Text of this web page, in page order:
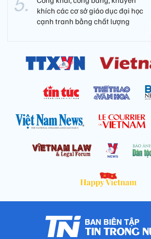
khích các cơ sở giáo dục đại học
cạnh tranh bằng chất lượng​